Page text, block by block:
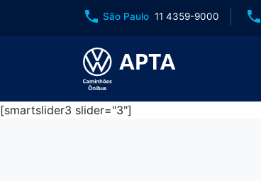
phone São Paulo 11 4359-9000 phone
[smartslider3 slider="3"]